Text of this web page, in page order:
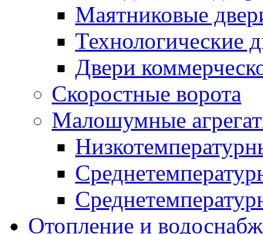
Маятниковые
Технологические
Двери
Скоростные ворота
Малошумные
Отопление и